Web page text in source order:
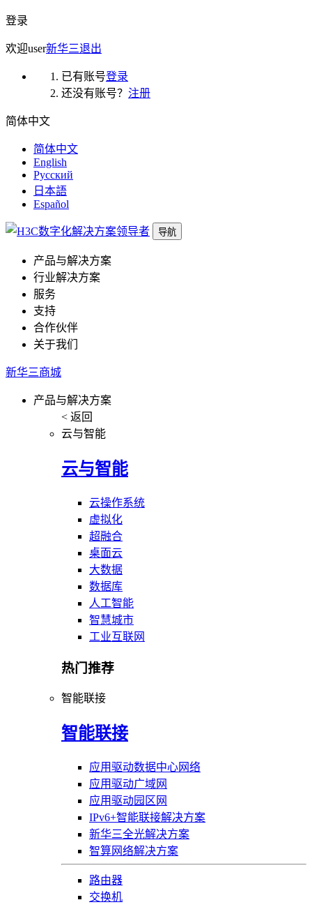
登录
欢迎user新华三退出
已有账号登录
还没有账号？ 注册
简体中文
简体中文
English
Русский
日本語
Español
导航
产品与解决方案
行业解决方案
服务
支持
合作伙伴
关于我们
新华三商城
产品与解决方案
< 返回
云与智能
云与智能
云操作系统
虚拟化
超融合
桌面云
大数据
数据库
人工智能
智慧城市
工业互联网
热门推荐
智能联接
智能联接
应用驱动数据中心网络
应用驱动广域网
应用驱动园区网
IPv6+智能联接解决方案
新华三全光解决方案
智算网络解决方案
路由器
交换机